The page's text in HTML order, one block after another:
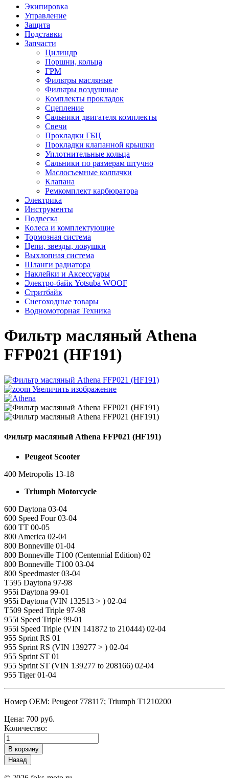
Экипировка
Управление
Защита
Подставки
Запчасти
Цилиндр
Поршни, кольца
ГРМ
Фильтры масляные
Фильтры воздушные
Комплекты прокладок
Сцепление
Сальники двигателя комплекты
Свечи
Прокладки ГБЦ
Прокладки клапанной крышки
Уплотнительные кольца
Сальники по размерам штучно
Маслосъемные колпачки
Клапана
Ремкомплект карбюратора
Электрика
Инструменты
Подвеска
Колеса и комплектующие
Тормозная система
Цепи, звезды, ловушки
Выхлопная система
Шланги радиатора
Наклейки и Аксессуары
Электро-байк Yotsuba WOOF
Стритбайк
Снегоходные товары
Водномоторная Техника
Фильтр масляный Athena
FFP021 (HF191)
Увеличить изображение
Фильтр масляный Athena FFP021 (HF191)
Peugeot Scooter
400 Metropolis 13-18
Triumph Motorcycle
600 Daytona 03-04
600 Speed Four 03-04
600 TT 00-05
800 America 02-04
800 Bonneville 01-04
800 Bonneville T100 (Centennial Edition) 02
800 Bonneville T100 03-04
800 Speedmaster 03-04
T595 Daytona 97-98
955i Daytona 99-01
955i Daytona (VIN 132513 > ) 02-04
T509 Speed Triple 97-98
955i Speed Triple 99-01
955i Speed Triple (VIN 141872 to 210444) 02-04
955 Sprint RS 01
955 Sprint RS (VIN 139277 > ) 02-04
955 Sprint ST 01
955 Sprint ST (VIN 139277 to 208166) 02-04
955 Tiger 01-04
Номер OEM: Peugeot 778117; Triumph T1210200
Цена: 700 руб.
Количество: